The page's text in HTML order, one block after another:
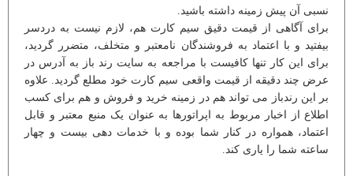
نسبی آن پیش زمینه داشته باشید.
برای آگاهی از قیمت دقیق سیم کارت هم، لازم نیست به دردسر
بیفتید و با اعتماد به فروشندگان نامعتبر و متخلف، متضرر گردید،
برای این کار تنها کافیست با مراجعه به سایت رند باز به آدرس در
عرض چند دقیقه از قیمت واقعی سیم کارت خود مطلع گردید. علاوه
بر این رندباز می تواند هم در زمینه خرید و فروش و هم برای کسب
اطلاع از اخبار مربوط به اپراتورها به عنوان یک منبع معتبر و قابل
اعتماد، همواره در کنار شما بوده و با خدمات دهی بیست و چهار
ساعته شما را یاری کند.